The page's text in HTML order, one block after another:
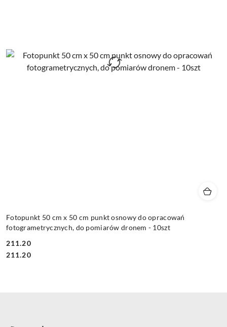
Fotopunkt 50 cm x 50 cm punkt osnowy do opracowań
fotogrametrycznych, do pomiarów dronem - 10szt
Cena:
211.20
Cena:
211.20